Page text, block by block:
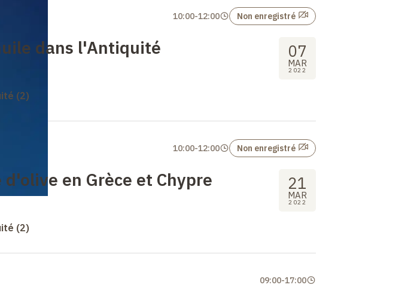
dans l'Antiquité 07
MAR
2022
10:00-12:00 Non enregistré
(2)
en Grèce et Chypre 21
MAR
2022
10:00-12:00 Non enregistré
(2)
09:00-17:00